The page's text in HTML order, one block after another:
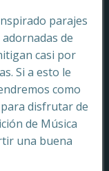
parajes
de
casi por
Si a esto le
como
disfrutar de
de Música
una buena